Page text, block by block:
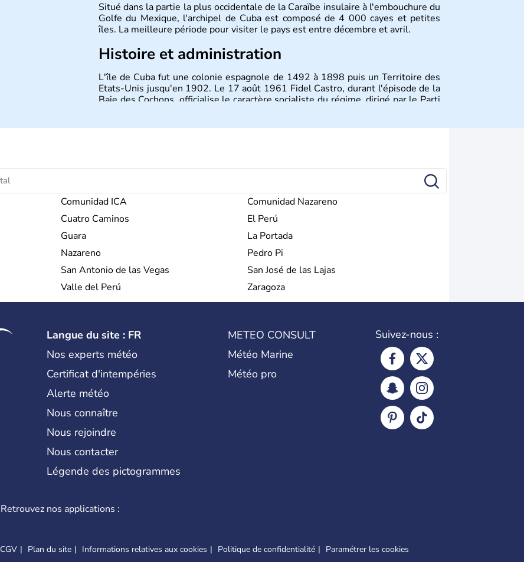
Situé dans la partie la plus occidentale de la Caraïbe insulaire à l'embouchure du
Golfe du Mexique, l'archipel de Cuba est composé de 4 000 cayes et petites
îles. La meilleure période pour visiter le pays est entre décembre et avril.
Histoire et administration
L'île de Cuba fut une colonie espagnole de 1492 à 1898 puis un Territoire des
Etats-Unis jusqu'en 1902. Le 17 août 1961 Fidel Castro, durant l'épisode de la
Baie des Cochons, officialise le caractère socialiste du régime, dirigé par le Parti
Comunidad ICA
Comunidad Nazareno
Cuatro Caminos
El Perú
Guara
La Portada
Nazareno
Pedro Pi
San Antonio de las Vegas
San José de las Lajas
Valle del Perú Zaragoza
Langue du site : FR
Nos experts météo
Certificat d'intempéries
Alerte météo
Nous connaître
Nous rejoindre
Nous contacter
Légende des pictogrammes
METEO CONSULT
Météo Marine
Météo pro
Suivez-nous :
Retrouvez nos applications :
CGV Plan du site Informations relatives aux cookies Politique de confidentialité
Paramétrer les cookies